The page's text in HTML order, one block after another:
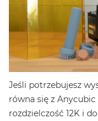
Jeśli potrzebujesz
równa się z
rozdzielczość 12K i